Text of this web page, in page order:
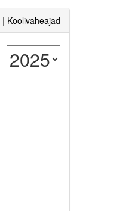
| Koolivaheajad